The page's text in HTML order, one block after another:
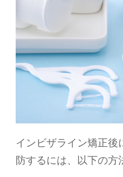
インビザライン矯正
防するには、以下の方